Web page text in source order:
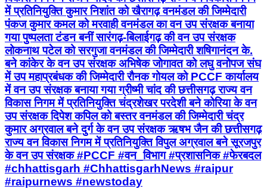
में प्रतिनियुक्ति कुमार निशांत को खैरागढ़ वनमंडल की जिम्मेदारी
पंकज कुमार कमल को मरवाही वनमंडल का वन उप संरक्षक बनाया
गया पुष्पलता टंडन बनीं सारंगढ़-बिलाईगढ़ की वन उप संरक्षक
लोकनाथ पटेल को सरगुजा वनमंडल की जिम्मेदारी शषिगानंदन के.
बने कांकेर के वन उप संरक्षक अभिषेक जोगावत को लघु वनोपज संघ
में उप महाप्रबंधक की जिम्मेदारी रौनक गोयल को PCCF कार्यालय
में वन उप संरक्षक बनाया गया ग्रीष्मी चांद की छत्तीसगढ़ राज्य वन
विकास निगम में प्रतिनियुक्ति चंद्रशेखर परदेशी बने कोरिया के वन
उप संरक्षक दिपेश कपिल को बस्तर वनमंडल की जिम्मेदारी चंद्र
कुमार अग्रवाल बने दुर्ग के वन उप संरक्षक ऋषभ जैन की छत्तीसगढ़
राज्य वन विकास निगम में प्रतिनियुक्ति विपुल अग्रवाल बने सूरजपुर
के वन उप संरक्षक #PCCF #वन_विभाग #प्रशासनिक #फेरबदल
#chhattisgarh #ChhattisgarhNews #raipur
#raipurnews #newstoday